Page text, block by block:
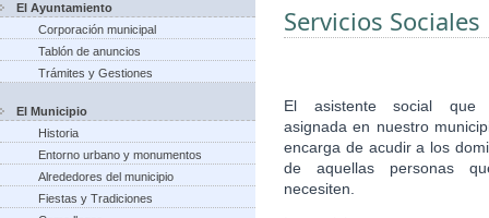
El Ayuntamiento
Corporación municipal
Tablón de anuncios
Trámites y Gestiones
El Municipio
Historia
Entorno urbano y monumentos
Alrededores del municipio
Fiestas y Tradiciones
Servicios Sociales
El asistente social que
asignada en nuestro
encarga de acudir a los
de aquellas personas
necesiten.